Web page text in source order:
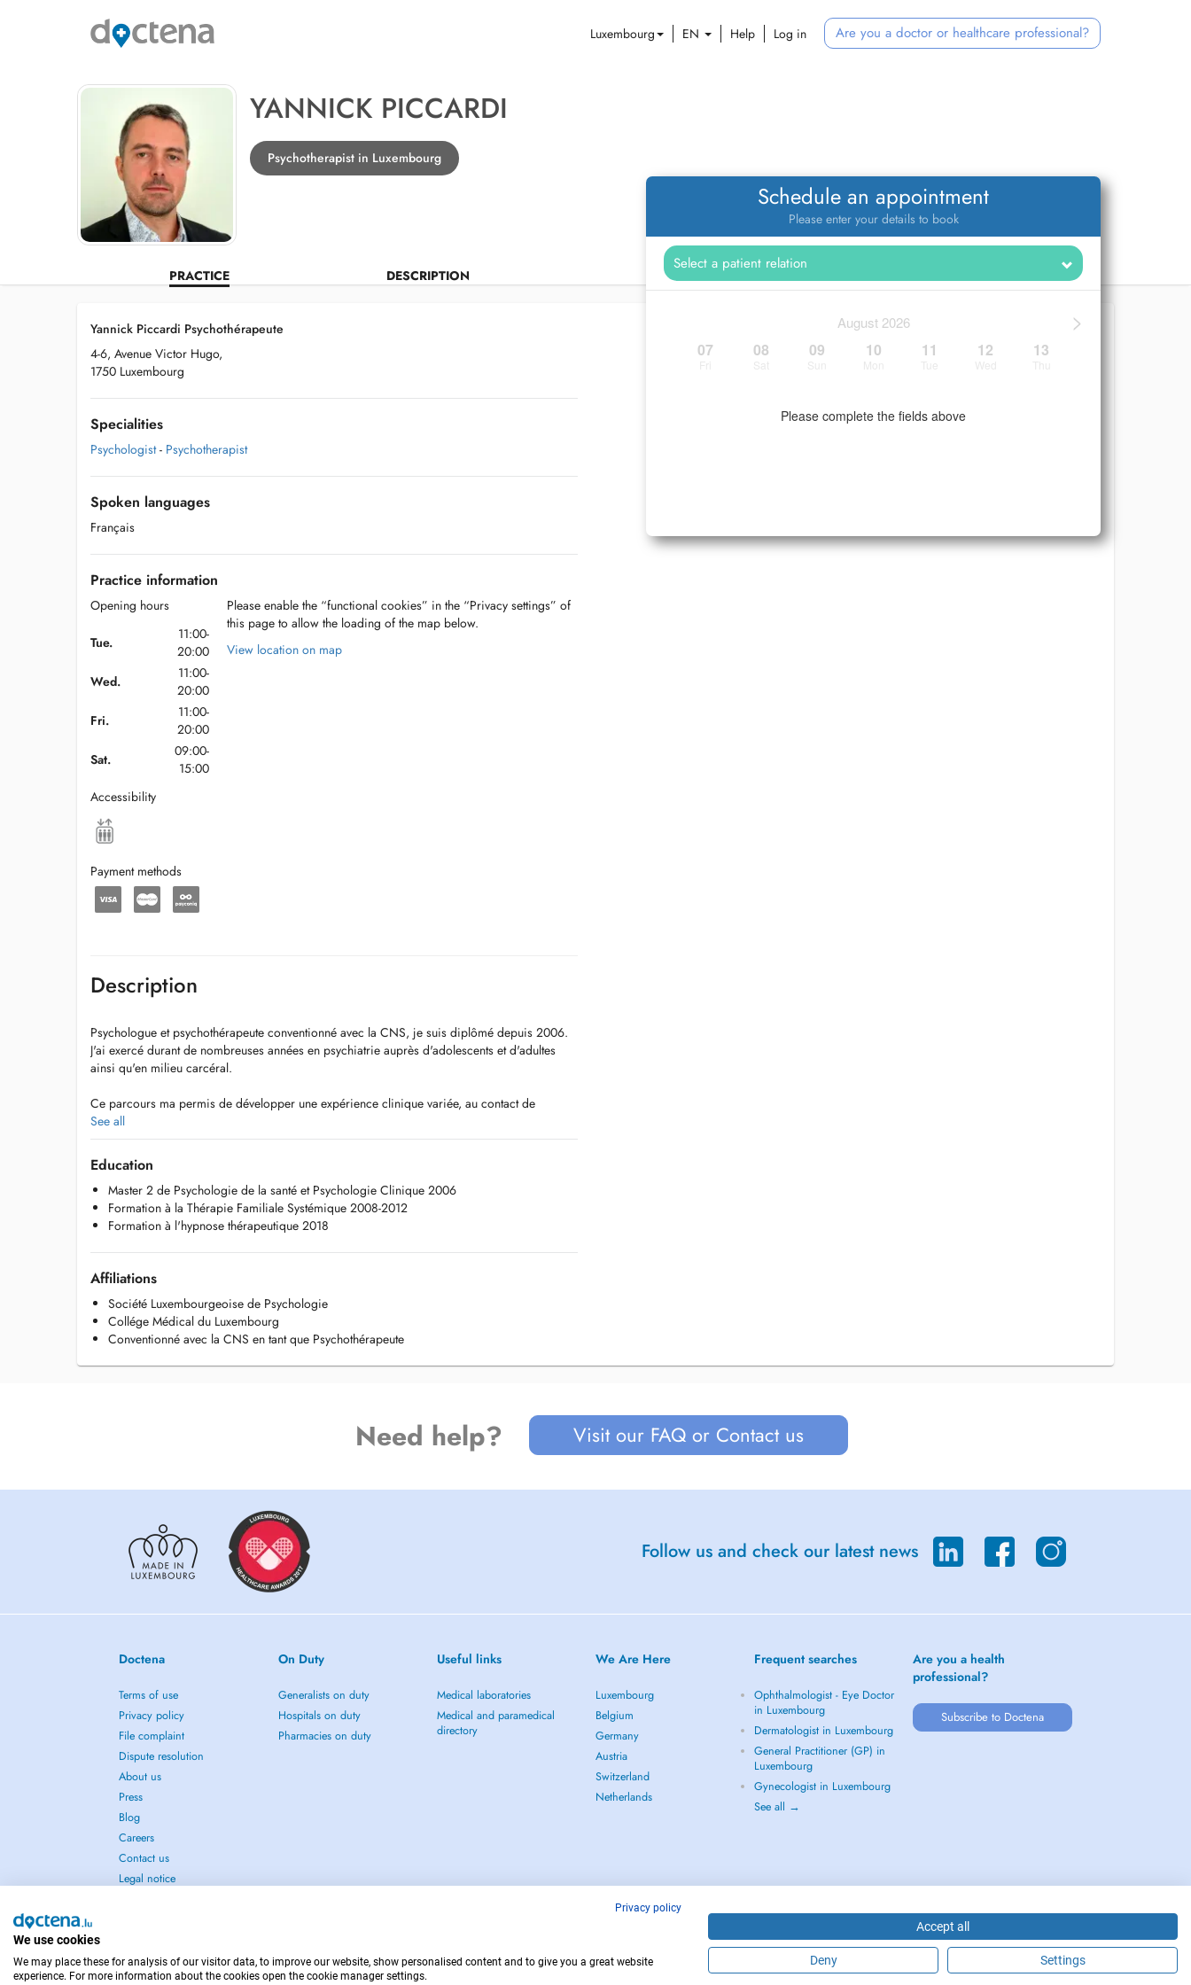
Luxembourg EN Help Log in Are you a doctor or healthcare professional?
YANNICK PICCARDI
Psychotherapist in Luxembourg
PRACTICE DESCRIPTION
Schedule an appointment
Please enter your details to book
>
August 2026
07 08 09 10 11 12 13
Please complete the fields above
Yannick Piccardi Psychothérapeute
4-6, Avenue Victor Hugo,
1750 Luxembourg
Specialities
Psychologist - Psychotherapist
Spoken languages
Français
Practice information
Opening hours
Tue.
11:00-
20:00
Wed.
11:00-
20:00
Fri.
11:00-
20:00
Sat.
09:00-
15:00
Accessibility
Payment methods
Please enable the “functional cookies” in the “Privacy settings” of
this page to allow the loading of the map below.
View location on map
Description
Psychologue et psychothérapeute conventionné avec la CNS, je suis diplômé depuis 2006.
J'ai exercé durant de nombreuses années en psychiatrie auprès d'adolescents et d'adultes
ainsi qu'en milieu carcéral.
Ce parcours ma permis de développer une expérience clinique variée, au contact de
problématiques psychologiques et relationnelles diverses. Mon orientation en psychothérapie
repose principalement sur une formation de quatre années à l'approche systémique,
comprenant notamment la thérapie familiale et la thérapie de couple. Ma pratique s'est
également enrichie dune connaissance théorique et pratique de la psychanalyse, ainsi que
d'apports issus de l'hypnose thérapeutique.
J'exerce également en cabinet libéral depuis 2021, en proposant des consultations
See all
Education
Master 2 de Psychologie de la santé et Psychologie Clinique 2006
Formation à la Thérapie Familiale Systémique 2008-2012
Formation à l'hypnose thérapeutique 2018
Affiliations
Société Luxembourgeoise de Psychologie
Collége Médical du Luxembourg
Conventionné avec la CNS en tant que Psychothérapeute
Need help? Visit our FAQ or Contact us
Follow us and check our latest news
Doctena
Terms of use
Privacy policy
File complaint
Dispute resolution
About us
Press
Blog
Careers
Contact us
Legal notice
On Duty
Generalists on duty
Hospitals on duty
Pharmacies on duty
Useful links
Medical laboratories
Medical and paramedical
directory
We Are Here
Luxembourg
Belgium
Germany
Austria
Switzerland
Netherlands
Frequent searches
Ophthalmologist - Eye Doctor
in Luxembourg
Dermatologist in Luxembourg
General Practitioner (GP) in
Luxembourg
Gynecologist in Luxembourg
See all →
Are you a health
professional?
Subscribe to Doctena
IN CASE OF EMERGENCIES, PLEASE CONTACT : 112 Copyright © 2026 - DOCTENA S.A. 42, Rue de la Vallée, L-2661 Luxembourg
Privacy policy
We use cookies
We may place these for analysis of our visitor data, to improve our website, show personalised content and to give you a great website
experience. For more information about the cookies open the cookie manager settings.
Accept all
Deny Settings